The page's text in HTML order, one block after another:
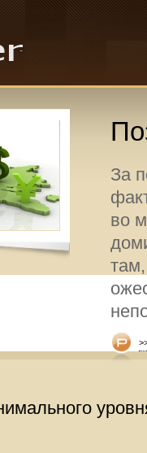
За
во